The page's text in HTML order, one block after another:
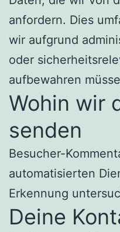
anfordern. Dies
wir aufgrund
oder
aufbewahren
Wohin wir
senden
Besucher-
automatisierten
Erkennung
Deine